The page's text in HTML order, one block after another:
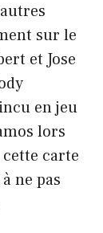
sur le
et Jose
en jeu
lors
carte
ne pas